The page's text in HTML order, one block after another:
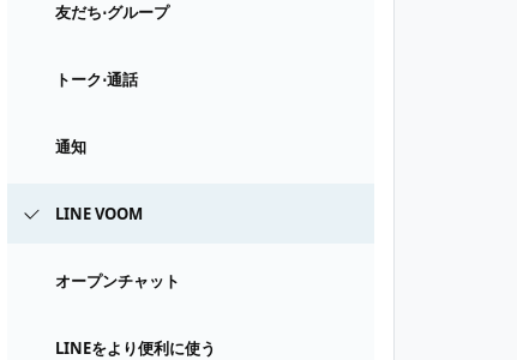
友だち⋅グループ
トーク⋅通話
通知
LINE VOOM
オープンチャット
LINEをより便利に使う